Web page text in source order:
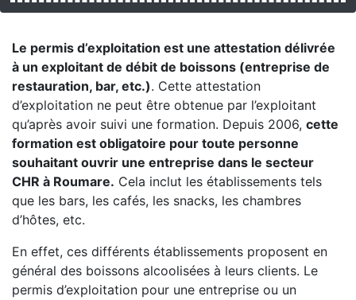
Le permis d’exploitation est une attestation délivrée
à un exploitant de débit de boissons (entreprise de
restauration, bar, etc.). Cette attestation
d’exploitation ne peut être obtenue par l’exploitant
qu’après avoir suivi une formation. Depuis 2006, cette
formation est obligatoire pour toute personne
souhaitant ouvrir une entreprise dans le secteur
CHR à Roumare. Cela inclut les établissements tels
que les bars, les cafés, les snacks, les chambres
d’hôtes, etc.
En effet, ces différents établissements proposent en
général des boissons alcoolisées à leurs clients. Le
permis d’exploitation pour une entreprise ou un